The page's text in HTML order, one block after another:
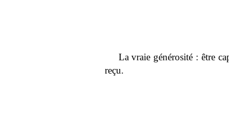
La vraie générosité : être
reçu.